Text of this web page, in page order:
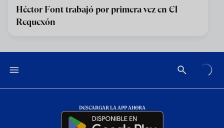
Héctor Font trabajó por primera vez en El
Requexón
DESCARGAR LA APP AHORA